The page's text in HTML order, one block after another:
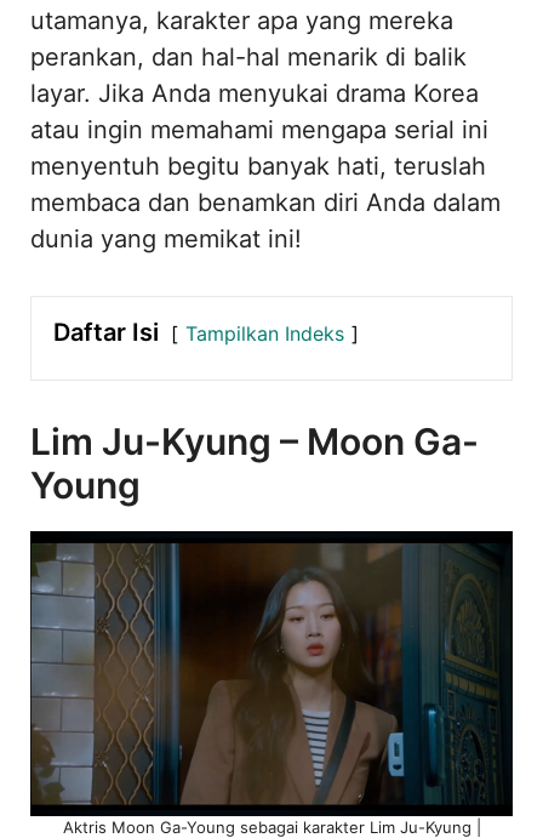
utamanya, karakter apa yang mereka
perankan, dan hal-hal menarik di balik
layar. Jika Anda menyukai drama Korea
atau ingin memahami mengapa serial ini
menyentuh begitu banyak hati, teruslah
membaca dan benamkan diri Anda dalam
dunia yang memikat ini!
Daftar Isi Tampilkan Indeks
Lim Ju-Kyung – Moon Ga-
Young
Aktris Moon Ga-Young sebagai karakter Lim Ju-Kyung |